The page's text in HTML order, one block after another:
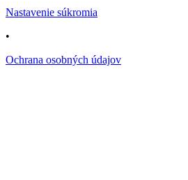
Nastavenie súkromia
•
Ochrana osobných údajov